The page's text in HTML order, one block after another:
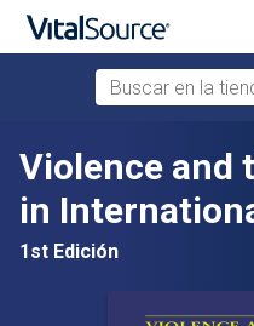
Saltar al contenido
Buscar en la
Violence and
in
1st Edición